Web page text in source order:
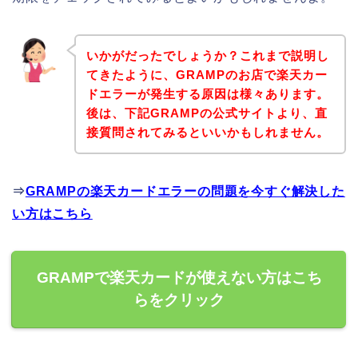
いかがだったでしょうか？これまで説明し
てきたように、GRAMPのお店で楽天カー
ドエラーが発生する原因は様々あります。
後は、下記GRAMPの公式サイトより、直
接質問されてみるといいかもしれません。
⇒GRAMPの楽天カードエラーの問題を今すぐ解決した
い方はこちら
GRAMPで楽天カードが使えない方はこち
らをクリック